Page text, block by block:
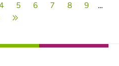
pagina
PaginaPagina
5 Pagina
6 Pagina
7 Pagina
8 Pagina
9 …